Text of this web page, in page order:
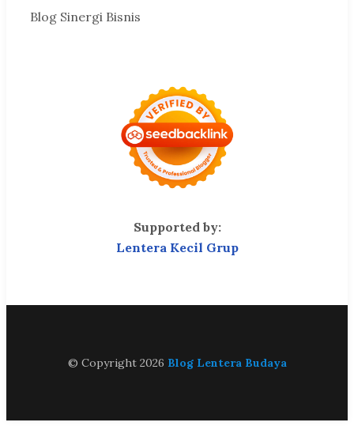
Blog Sinergi Bisnis
Supported by:
Lentera Kecil Grup
© Copyright 2026 Blog Lentera Budaya